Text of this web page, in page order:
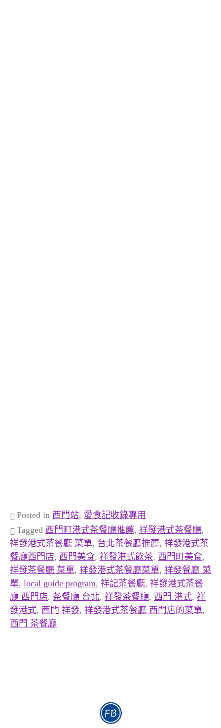
Posted in 西門站, 愛食記收錄專用
Tagged 西門町港式茶餐廳推薦, 祥發港式茶餐廳,
祥發港式茶餐廳 菜單, 台北茶餐廳推薦, 祥發港式茶
餐廳西門店, 西門美食, 祥發港式飲茶, 西門町美食,
祥發茶餐廳 菜單, 祥發港式茶餐廳菜單, 祥發餐廳 菜
單, local guide program, 祥記茶餐廳, 祥發港式茶餐
廳 西門店, 茶餐廳 台北, 祥發茶餐廳, 西門 港式, 祥
發港式, 西門 祥發, 祥發港式茶餐廳 西門店的菜單,
西門 茶餐廳